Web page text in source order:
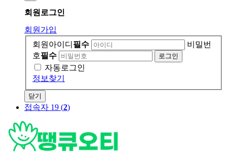
회원 로그인
회원가입
회원아이디 필수
비밀번
호필수
자동로그인
정보찾기
닫기
접속자 19 (2)